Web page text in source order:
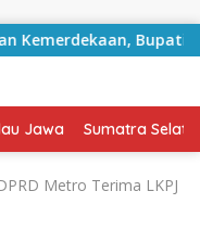
Bupati
Jawa Sumatra
Metro Terima LKPJ